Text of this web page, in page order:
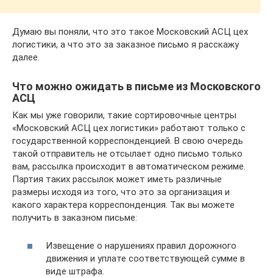
Думаю вы поняли, что это такое Московский АСЦ цех
логистики, а что это за заказное письмо я расскажу
далее.
Что можно ожидать в письме из Московского
АСЦ
Как мы уже говорили, такие сортировочные центры
«Московский АСЦ цех логистики» работают только с
государственной корреспонденцией. В свою очередь
такой отправитель не отсылает одно письмо только
вам, рассылка происходит в автоматическом режиме.
Партия таких рассылок может иметь различные
размеры исходя из того, что это за организация и
какого характера корреспонденция. Так вы можете
получить в заказном письме:
Извещение о нарушениях правил дорожного
движения и уплате соответствующей сумме в
виде штрафа.